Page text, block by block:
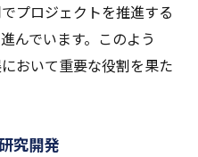
プロジェクトを推進する
んでいます。このよう
おいて重要な役割を果た
究開発